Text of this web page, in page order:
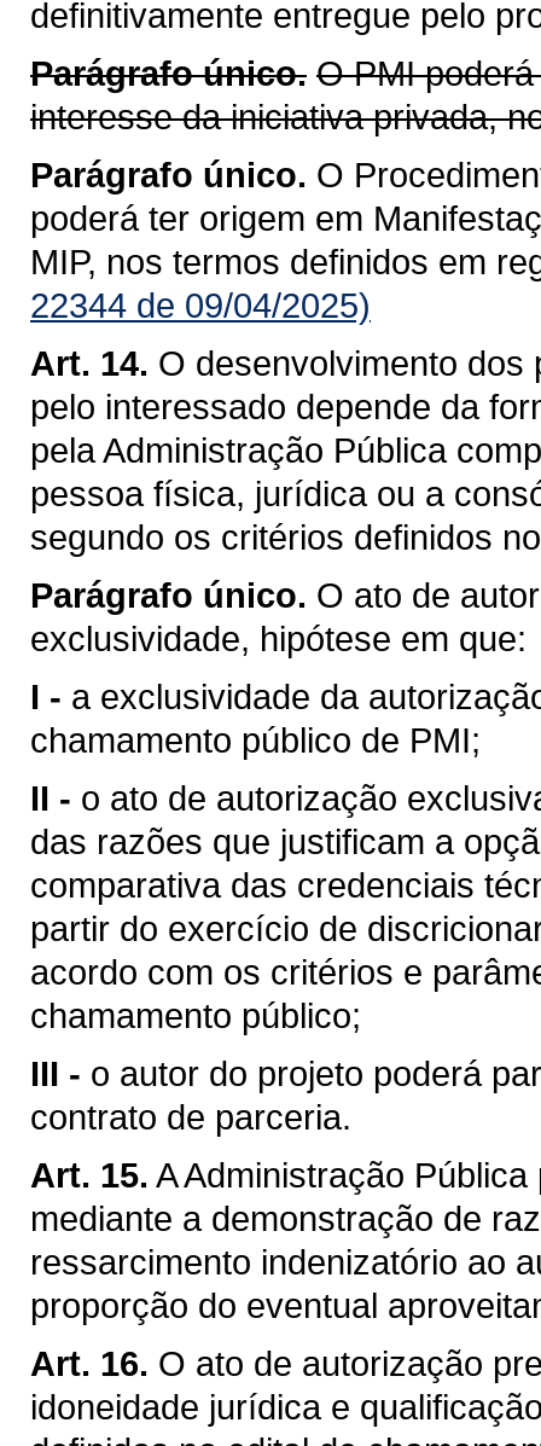
definitivamente entregue pelo
Parágrafo único. O PMI
interesse da iniciativa privada,
Parágrafo único. O
poderá ter origem em
MIP, nos termos definidos em
22344 de 09/04/2025)
Art. 14. O desenvolvimento dos
pelo interessado depende da
pela Administração Pública
pessoa física, jurídica ou a
segundo os critérios definidos
Parágrafo único. O ato de
exclusividade, hipótese em que:
I - a exclusividade da
chamamento público de PMI;
II - o ato de autorização
das razões que justificam a
comparativa das credenciais
partir do exercício de
acordo com os critérios e
chamamento público;
III - o autor do projeto poderá
contrato de parceria.
Art. 15. A Administração
mediante a demonstração de
ressarcimento indenizatório ao
proporção do eventual
Art. 16. O ato de autorização
idoneidade jurídica e